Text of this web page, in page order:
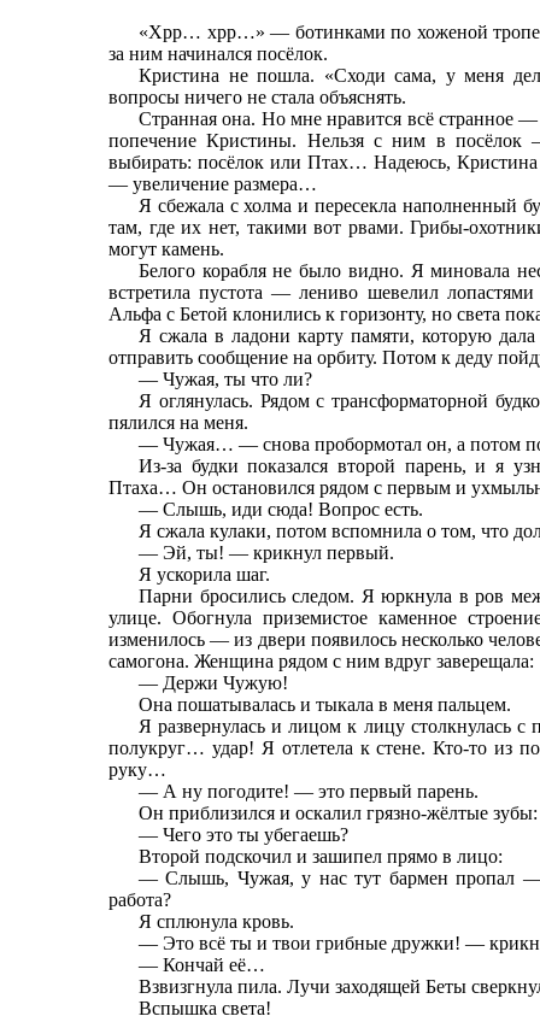
«Хрр… хрр…» — ботинками по хоженой тропе.
за ним начинался посёлок.
Кристина не пошла. «Сходи сама, у меня
вопросы ничего не стала объяснять.
Странная она. Но мне нравится всё странное
попечение Кристины. Нельзя с ним в посёлок
выбирать: посёлок или Птах… Надеюсь, Кристина
— увеличение размера…
Я сбежала с холма и пересекла наполненный
там, где их нет, такими вот рвами. Грибы-
могут камень.
Белого корабля не было видно. Я миновала
встретила пустота — лениво шевелил
Альфа с Бетой клонились к горизонту, но света
Я сжала в ладони карту памяти, которую
отправить сообщение на орбиту. Потом к деду
— Чужая, ты что ли?
Я оглянулась. Рядом с трансформаторной
пялился на меня.
— Чужая… — снова пробормотал он, а потом
Из-за будки показался второй парень, и я
Птаха… Он остановился рядом с первым и
— Слышь, иди сюда! Вопрос есть.
Я сжала кулаки, потом вспомнила о том, что
— Эй, ты! — крикнул первый.
Я ускорила шаг.
Парни бросились следом. Я юркнула в ров
улице. Обогнула приземистое каменное
изменилось — из двери появилось несколько
самогона. Женщина рядом с ним вдруг заверещала:
— Держи Чужую!
Она пошатывалась и тыкала в меня пальцем.
Я развернулась и лицом к лицу столкнулась
полукруг… удар! Я отлетела к стене. Кто-то из
руку…
— А ну погодите! — это первый парень.
Он приблизился и оскалил грязно-жёлтые зубы:
— Чего это ты убегаешь?
Второй подскочил и зашипел прямо в лицо:
— Слышь, Чужая, у нас тут бармен пропал
работа?
Я сплюнула кровь.
— Это всё ты и твои грибные дружки! —
— Кончай её…
Взвизгнула пила. Лучи заходящей Беты
Вспышка света!